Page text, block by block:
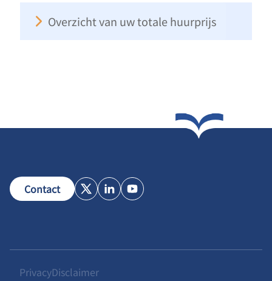
Overzicht van uw totale huurprijs
Contact X LinkedInYoutube
PrivacyDisclaimer